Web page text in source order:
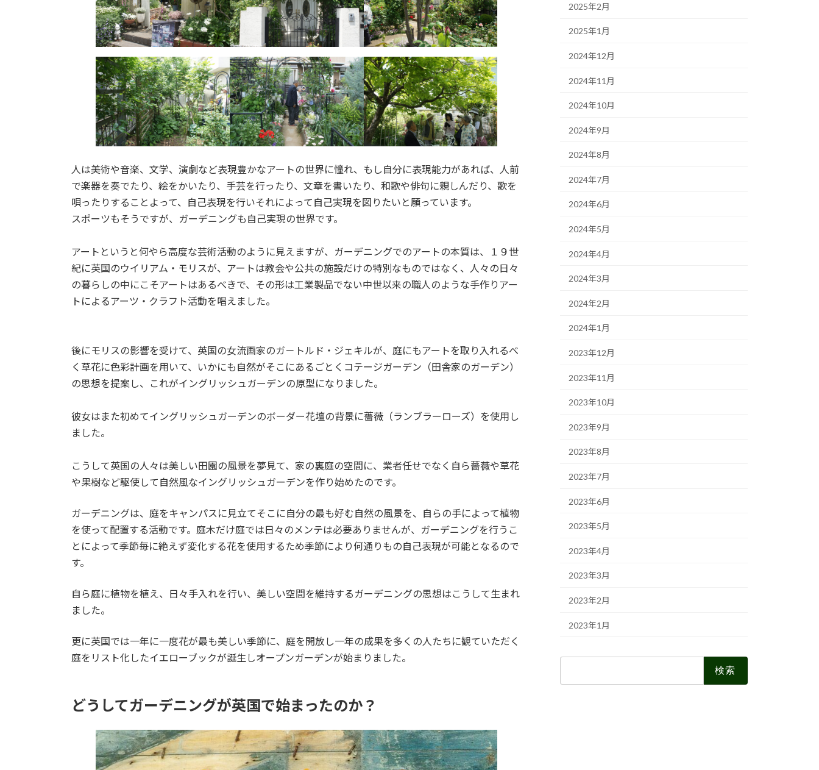
人は美術や音楽、文学、演劇など表現豊かなアートの世界に憧れ、もし自分に表現能力があれば、人前
で楽器を奏でたり、絵をかいたり、手芸を行ったり、文章を書いたり、和歌や俳句に親しんだり、歌を
唄ったりすることよって、自己表現を行いそれによって自己実現を図りたいと願っています。
スポーツもそうですが、ガーデニングも自己実現の世界です。
アートというと何やら高度な芸術活動のように見えますが、ガーデニングでのアートの本質は、１９世
紀に英国のウイリアム・モリスが、アートは教会や公共の施設だけの特別なものではなく、人々の日々
の暮らしの中にこそアートはあるべきで、その形は工業製品でない中世以来の職人のような手作りアー
トによるアーツ・クラフト活動を唱えました。
後にモリスの影響を受けて、英国の女流画家のガ－トルド・ジェキルが、庭にもアートを取り入れるべ
く草花に色彩計画を用いて、いかにも自然がそこにあるごとくコテージガーデン（田舎家のガーデン）
の思想を提案し、これがイングリッシュガーデンの原型になりました。
彼女はまた初めてイングリッシュガーデンのボーダー花壇の背景に薔薇（ランブラーローズ）を使用し
ました。
こうして英国の人々は美しい田園の風景を夢見て、家の裏庭の空間に、業者任せでなく自ら薔薇や草花
や果樹など駆使して自然風なイングリッシュガーデンを作り始めたのです。
ガーデニングは、庭をキャンパスに見立てそこに自分の最も好む自然の風景を、自らの手によって植物
を使って配置する活動です。庭木だけ庭では日々のメンテは必要ありませんが、ガーデニングを行うこ
とによって季節毎に絶えず変化する花を使用するため季節により何通りもの自己表現が可能となるので
す。
自ら庭に植物を植え、日々手入れを行い、美しい空間を維持するガーデニングの思想はこうして生まれ
ました。
更に英国では一年に一度花が最も美しい季節に、庭を開放し一年の成果を多くの人たちに観ていただく
庭をリスト化したイエローブックが誕生しオープンガーデンが始まりました。
どうしてガーデニングが英国で始まったのか？
2025年2月
2025年1月
2024年12月
2024年11月
2024年10月
2024年9月
2024年8月
2024年7月
2024年6月
2024年5月
2024年4月
2024年3月
2024年2月
2024年1月
2023年12月
2023年11月
2023年10月
2023年9月
2023年8月
2023年7月
2023年6月
2023年5月
2023年4月
2023年3月
2023年2月
2023年1月